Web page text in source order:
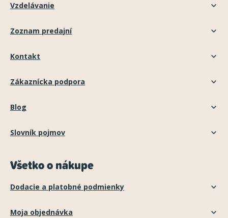
Vzdelávanie
Zoznam predajní
Kontakt
Zákaznícka podpora
Blog
Slovník pojmov
Všetko o nákupe
Dodacie a platobné podmienky
Moja objednávka